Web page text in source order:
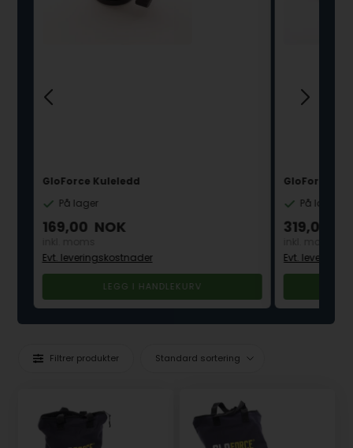
GloForce Kuleledd
På lager
169,00 NOK
Evt. leveringskostnader
GloForce
På lager
319,00
Evt.
Filtrer produkter